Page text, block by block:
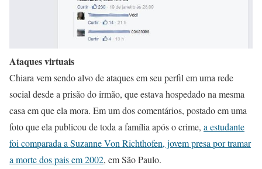
Ataques virtuais
Chiara vem sendo alvo de ataques em seu perfil em uma rede
social desde a prisão do irmão, que estava hospedado na mesma
casa em que ela mora. Em um dos comentários, postado em uma
foto que ela publicou de toda a família após o crime, a estudante
foi comparada a Suzanne Von Richthofen, jovem presa por tramar
a morte dos pais em 2002, em São Paulo.